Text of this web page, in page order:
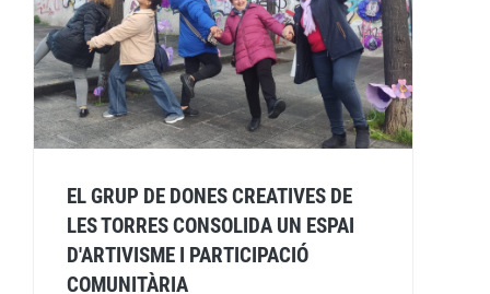
EL GRUP DE DONES CREATIVES DE
LES TORRES CONSOLIDA UN ESPAI
D'ARTIVISME I PARTICIPACIÓ
COMUNITÀRIA